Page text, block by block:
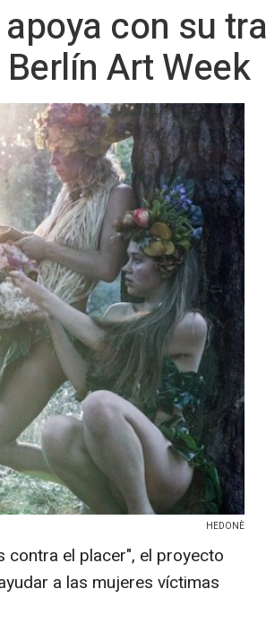
con su
Art Week
HEDONÈ
contra el placer", el proyecto
a las mujeres víctimas